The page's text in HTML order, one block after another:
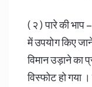
( २ ) पारे की
में उपयोग किए
विमान उड़ाने का
विस्फोट हो गया